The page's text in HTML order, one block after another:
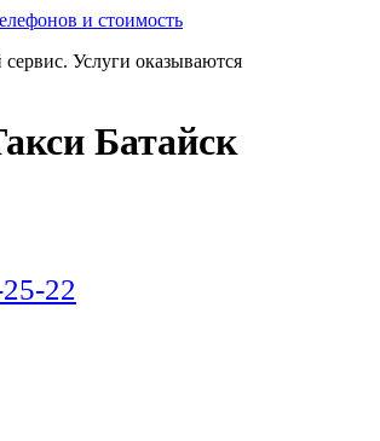
и стоимость
Услуги оказываются
Батайск
22